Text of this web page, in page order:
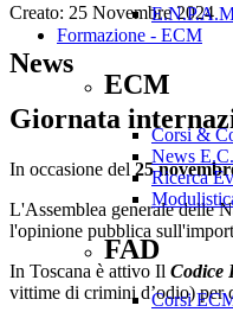
Formazione - ECM
ECM
Corsi &
News
Ricerca
FAD
Corsi
Creato: 25 Novembre 2024
News
Giornata
In occasione del 25
L'Assemblea generale delle
l'opinione pubblica
In Toscana è attivo Il Codice
vittime di crimini d’odio) per